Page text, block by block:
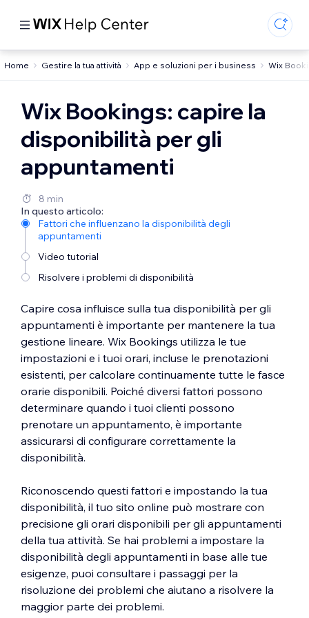
Home Gestire la tua attività App e soluzioni per i business Wix
Wix Bookings: capire la
disponibilità per gli
appuntamenti
8 min
In questo articolo:
Fattori che influenzano la disponibilità degli
appuntamenti
Video tutorial
Risolvere i problemi di disponibilità
Capire cosa influisce sulla tua disponibilità per gli
appuntamenti è importante per mantenere la tua
gestione lineare. Wix Bookings utilizza le tue
impostazioni e i tuoi orari, incluse le prenotazioni
esistenti, per calcolare continuamente tutte le fasce
orarie disponibili. Poiché diversi fattori possono
determinare quando i tuoi clienti possono
prenotare un appuntamento, è importante
assicurarsi di configurare correttamente la
disponibilità.
Riconoscendo questi fattori e impostando la tua
disponibilità, il tuo sito online può mostrare con
precisione gli orari disponibili per gli appuntamenti
della tua attività. Se hai problemi a impostare la
disponibilità degli appuntamenti in base alle tue
esigenze, puoi consultare i passaggi per la
risoluzione dei problemi che aiutano a risolvere la
maggior parte dei problemi.